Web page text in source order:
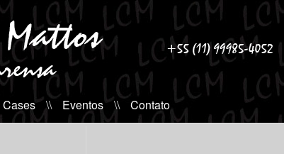
Cases \\ Eventos \\ Contato